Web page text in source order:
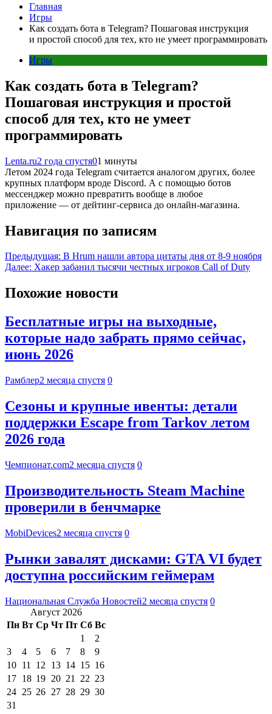
Главная
Игры
Как создать бота в Telegram? Пошаговая инструкция
и простой способ для тех, кто не умеет программировать
Игры
Как создать бота в Telegram?
Пошаговая инструкция и простой
способ для тех, кто не умеет
программировать
Lenta.ru2 года спустя01 минуты
Летом 2024 года Telegram считается аналогом других, более
крупных платформ вроде Discord. А с помощью ботов
мессенджер можно превратить вообще в любое
приложение — от дейтинг-сервиса до онлайн-магазина.
Навигация по записям
Предыдущая: В Hrum нашли автора цитаты дня от 8-9 ноября
Далее: Хакер забанил тысячи честных игроков Call of Duty
Похожие новости
Бесплатные игры на выходные,
которые надо забрать прямо сейчас,
июнь 2026
Рамблер2 месяца спустя 0
Сезоны и крупные ивенты: детали
поддержки Escape from Tarkov летом
2026 года
Чемпионат.com2 месяца спустя 0
Производительность Steam Machine
проверили в бенчмарке
MobiDevices2 месяца спустя 0
Рынки завалят дисками: GTA VI будет
доступна российским геймерам
Национальная Служба Новостей2 месяца спустя 0
Август 2026
Пн Вт Ср Чт Пт Сб Вс
1
2
3
4 5 6 7 8
9
10 11 12 13 14 15 16
17 18 19 20 21 22 23
24 25 26 27 28 29 30
31